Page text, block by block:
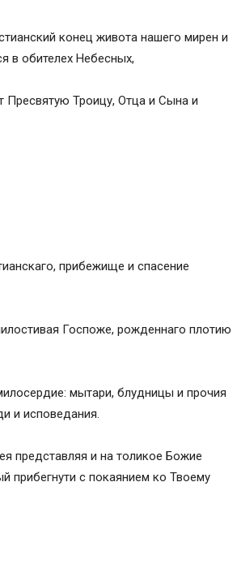
конец живота нашего мирен и
в обителех Небесных,
Пресвятую Троицу, Отца и Сына и
прибежище и спасение
Госпоже, рожденнаго плотию
мытари, блудницы и прочия
и исповедания.
представляя и на толикое Божие
прибегнути с покаянием ко Твоему